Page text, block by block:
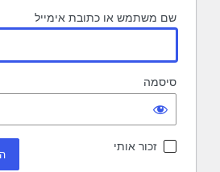
שם משתמש או כתובת אימייל
סיסמה
זכור אותי